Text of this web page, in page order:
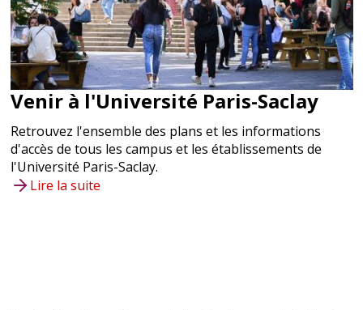
Bus 4606, 4627, 5154, 9105, 9108
RER B Palaiseau, Palaiseau
villebon ou Lozère Voir
Restaurant CROUS
Résidence étudiante
Equipements sportifs
Venir à l'Université Paris-Saclay
Retrouvez l'ensemble des plans et les informations
d'accès de tous les campus et les établissements de
l'Université Paris-Saclay.
Lire la suite